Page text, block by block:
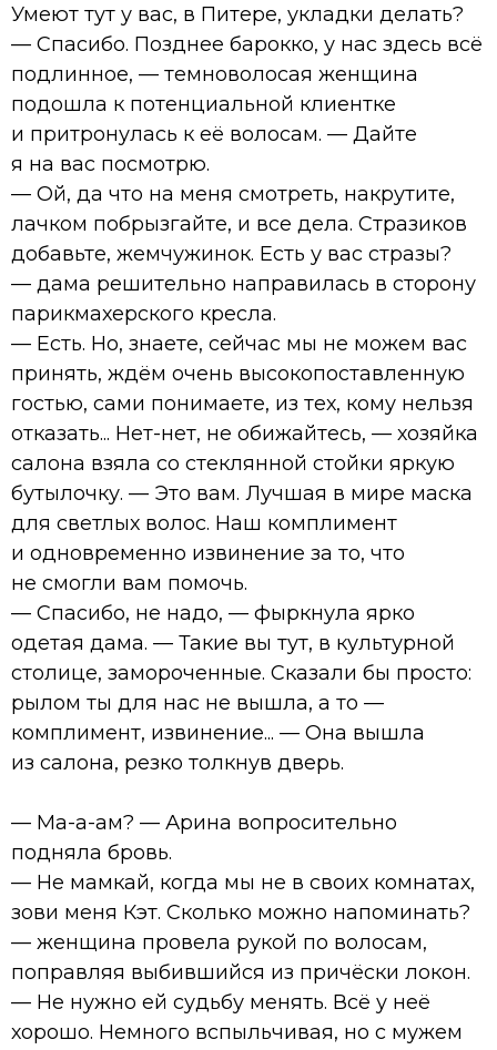
Умеют тут у вас, в Питере, укладки делать?
— Спасибо. Позднее барокко, у нас здесь всё
подлинное, — темноволосая женщина
подошла к потенциальной клиентке
и притронулась к её волосам. — Дайте
я на вас посмотрю.
— Ой, да что на меня смотреть, накрутите,
лачком побрызгайте, и все дела. Стразиков
добавьте, жемчужинок. Есть у вас стразы?
— дама решительно направилась в сторону
парикмахерского кресла.
— Есть. Но, знаете, сейчас мы не можем вас
принять, ждём очень высокопоставленную
гостью, сами понимаете, из тех, кому нельзя
отказать... Нет-нет, не обижайтесь, — хозяйка
салона взяла со стеклянной стойки яркую
бутылочку. — Это вам. Лучшая в мире маска
для светлых волос. Наш комплимент
и одновременно извинение за то, что
не смогли вам помочь.
— Спасибо, не надо, — фыркнула ярко
одетая дама. — Такие вы тут, в культурной
столице, замороченные. Сказали бы просто:
рылом ты для нас не вышла, а то —
комплимент, извинение... — Она вышла
из салона, резко толкнув дверь.
— Ма-а-ам? — Арина вопросительно
подняла бровь.
— Не мамкай, когда мы не в своих комнатах,
зови меня Кэт. Сколько можно напоминать?
— женщина провела рукой по волосам,
поправляя выбившийся из причёски локон.
— Не нужно ей судьбу менять. Всё у неё
хорошо. Немного вспыльчивая, но с мужем